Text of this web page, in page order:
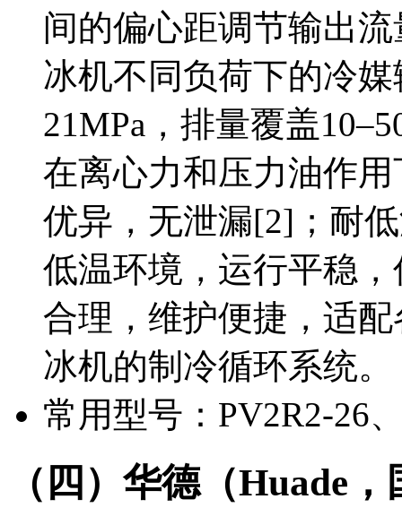
间的偏心距调节输出
冰机不同负荷下的冷
21MPa，排量覆盖
在离心力和压力油作
优异，无泄漏[2]；耐
低温环境，运行平稳
合理，维护便捷，适
冰机的制冷循环系统。
常用型号：PV2R2-26
（四）华德（Huade